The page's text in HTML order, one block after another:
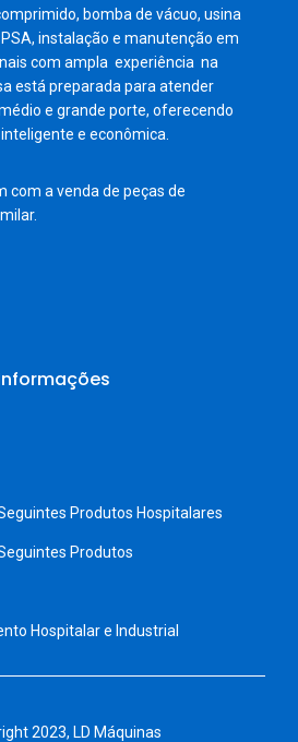
bomba de vácuo, usina
instalação e manutenção em
com ampla experiência na
está preparada para atender
e grande porte, oferecendo
e econômica.
com a venda de peças de
Produtos Hospitalares
Produtos
Hospitalar e Industrial
2023, LD Máquinas